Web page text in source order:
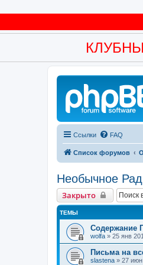
Ссылки FAQ
Список форумов
Необычное
Закрыто
ТЕМЫ
Содержание
wolfa » 25 янв
Письма на
slastena » 27 июн